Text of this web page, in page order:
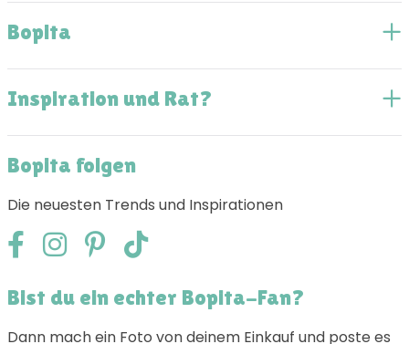
Bopita
Inspiration und Rat?
Bopita folgen
Die neuesten Trends und Inspirationen
Bist du ein echter Bopita-Fan?
Dann mach ein Foto von deinem Einkauf und poste es